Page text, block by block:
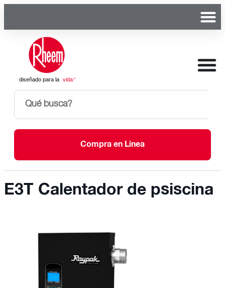
Compra en Linea
E3T Calentador de psiscina